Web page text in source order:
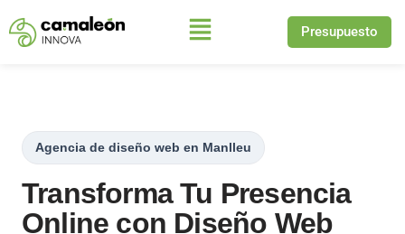
Saltar
Presupuesto
Agencia de diseño web en Manlleu
Transforma Tu Presencia
Online con Diseño Web